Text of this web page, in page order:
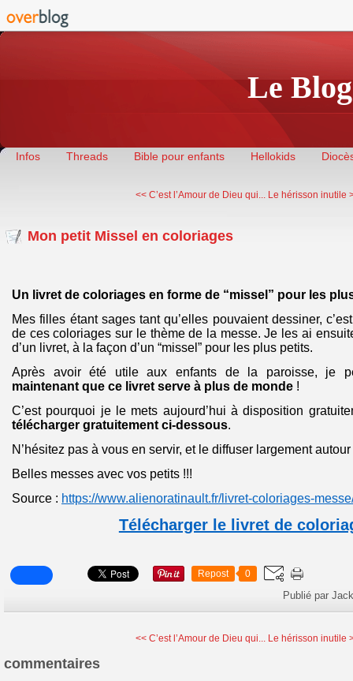
Le
Infos Threads Bible pour enfants Hellokids
<< C’est l’Amour de Dieu qui... Le hérisson inutile
Mon petit Missel en coloriages
Un livret de coloriages en forme de “missel” pour les
Mes filles étant sages tant qu’elles pouvaient dessiner,
de ces coloriages sur le thème de la messe. Je les ai
d’un livret, à la façon d’un “missel” pour les plus petits.
Après avoir été utile aux enfants de la paroisse, je
maintenant que ce livret serve à plus de monde !
C’est pourquoi je le mets aujourd’hui à disposition
télécharger gratuitement ci-dessous.
N’hésitez pas à vous en servir, et le diffuser largement
Belles messes avec vos petits !!!
Source : https://www.alienoratinault.fr/livret-coloriages-
Télécharger le livret de
Repost 0
Publié par
<< C’est l’Amour de Dieu qui... Le hérisson inutile
commentaires